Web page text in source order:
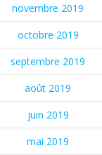
novembre 2019
octobre 2019
septembre 2019
août 2019
juin 2019
mai 2019